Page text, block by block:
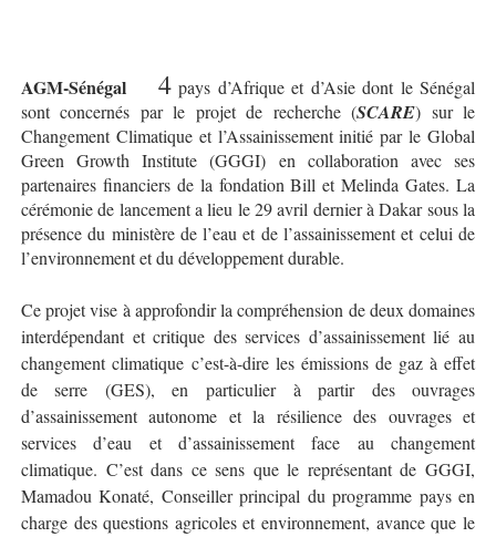
AGM-Sénégal 4pays d’Afrique et d’Asie dont le Sénégal
sont concernés par le projet de recherche (SCARE) sur le
Changement Climatique et l’Assainissement initié par le Global
Green Growth Institute (GGGI) en collaboration avec ses
partenaires financiers de la fondation Bill et Melinda Gates. La
cérémonie de lancement a lieu le 29 avril dernier à Dakar sous la
présence du ministère de l’eau et de l’assainissement et celui de
l’environnement et du développement durable.
Ce projet vise à approfondir la compréhension de deux domaines
interdépendant et critique des services d’assainissement lié au
changement climatique c’est-à-dire les émissions de gaz à effet
de serre (GES), en particulier à partir des ouvrages
d’assainissement autonome et la résilience des ouvrages et
services d’eau et d’assainissement face au changement
climatique. C’est dans ce sens que le représentant de GGGI,
Mamadou Konaté, Conseiller principal du programme pays en
charge des questions agricoles et environnement, avance que le